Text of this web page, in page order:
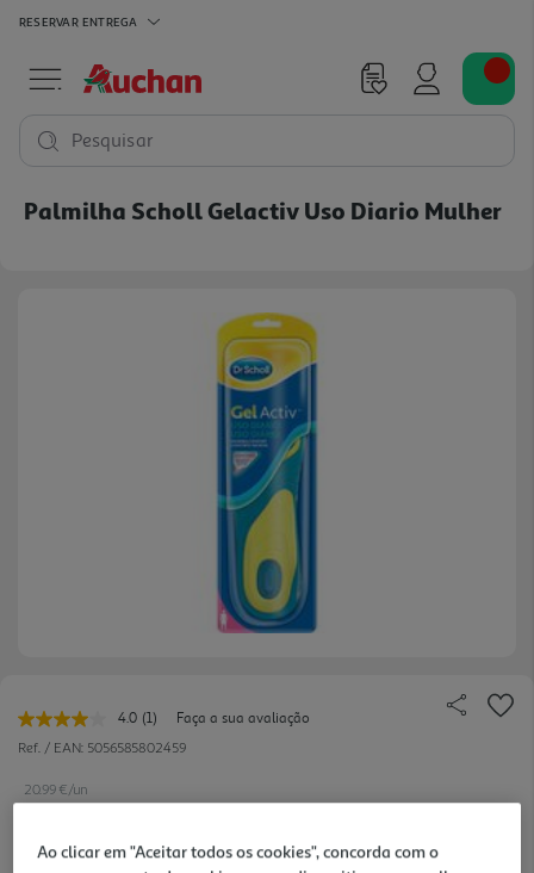
RESERVAR ENTREGA
Pesquisar
Palmilha Scholl Gelactiv Uso Diario Mulher
4.0 Leu
uma
para
mesma
página.
(1)
Faça a sua avaliação
Ref. / EAN: 5056585802459
20.99 €/un
Ao clicar em "Aceitar todos os cookies", concorda com o